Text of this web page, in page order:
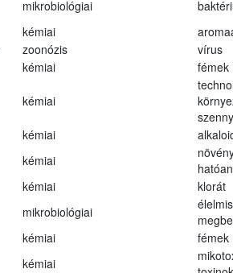
mikrobiológiai
kémiai
zoonózis
vírus
kémiai fémek
kémiai
kémiai
kémiai
kémiai
klorát
mikrobiológiai
kémiai
fémek
kémiai